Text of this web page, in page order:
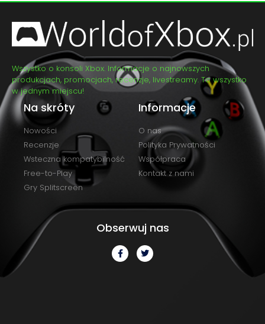
Wszystko o konsoli Xbox. Informacje o najnowszych
produkcjach, promocjach, recenzje, livestreamy. To wszystko
w jednym miejscu!
Na skróty
Nowości
Recenzje
Wsteczna kompatybilność
Free-to-Play
Gry Splitscreen
Informacje
O nas
Polityka Prywatności
Współpraca
Kontakt z nami
Obserwuj nas